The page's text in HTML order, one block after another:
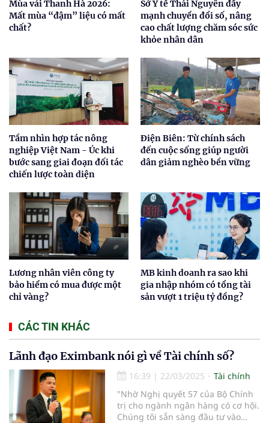
Mùa vải Thanh Hà 2026:
Mất mùa “đậm” liệu có mất
chất?
Sở Y tế Thái Nguyên đẩy
mạnh chuyển đổi số, nâng
cao chất lượng chăm sóc sức
khỏe nhân dân
Tầm nhìn hợp tác nông
nghiệp Việt Nam - Úc khi
bước sang giai đoạn đối tác
chiến lược toàn diện
Điện Biên: Từ chính sách
đến cuộc sống giúp người
dân giảm nghèo bền vững
Lương nhân viên công ty
bảo hiểm có mua được một
chỉ vàng?
MB kinh doanh ra sao khi
gia nhập nhóm có tổng tài
sản vượt 1 triệu tỷ đồng?
CÁC TIN KHÁC
Lãnh đạo Eximbank nói gì về Tài chính số?
16:39 | 22/03/2025
Tài chính
"Nhờ Nghị quyết 57 của Bộ Chính
trị cho ngành ngân hàng có cơ hội.
Chúng tôi sẵn sàng đầu tư vào